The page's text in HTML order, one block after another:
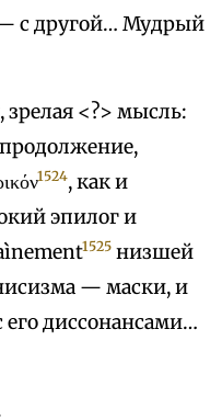
с другой… Мудрый
зрелая <?> мысль:
1524, как и
эпилог и
1525 низшей
— маски, и
диссонансами…